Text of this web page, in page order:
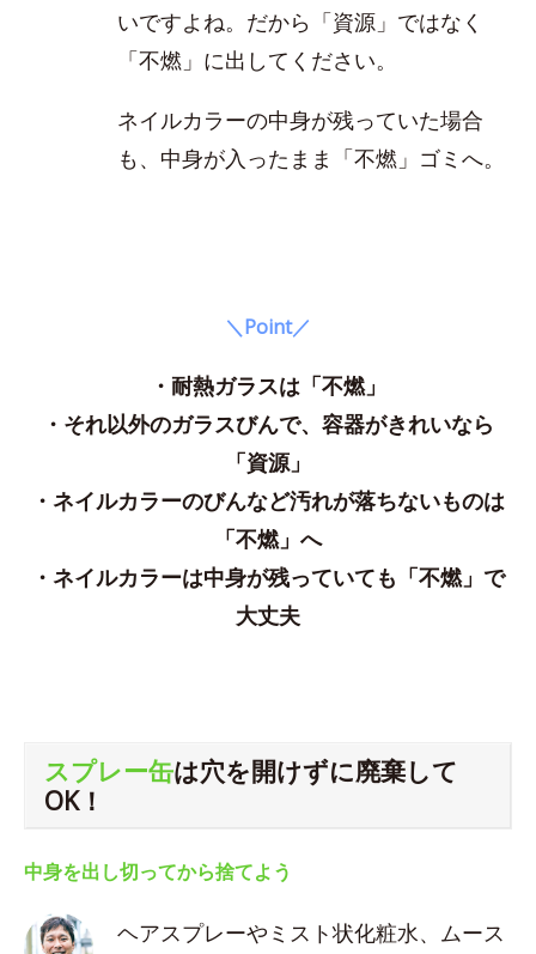
いですよね。だから「資源」ではなく
「不燃」に出してください。
ネイルカラーの中身が残っていた場合
も、中身が入ったまま「不燃」ゴミへ。
＼Point／
・耐熱ガラスは「不燃」
・それ以外のガラスびんで、容器がきれいなら
「資源」
・ネイルカラーのびんなど汚れが落ちないものは
「不燃」へ
・ネイルカラーは中身が残っていても「不燃」で
大丈夫
スプレー缶は穴を開けずに廃棄して
OK！
中身を出し切ってから捨てよう
ヘアスプレーやミスト状化粧水、ムース